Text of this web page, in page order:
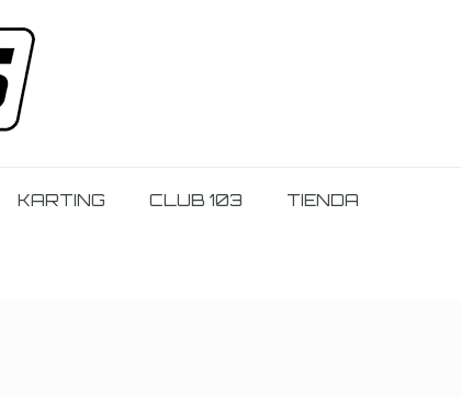
KARTING CLUB 103 TIENDA